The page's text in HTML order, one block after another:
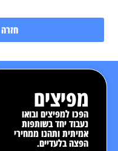
מפיצים
הפכו למפיצים ובואו
נעבוד יחד בשותפות
אמיתית ותהנו ממחירי
הפצה בלעדיים.